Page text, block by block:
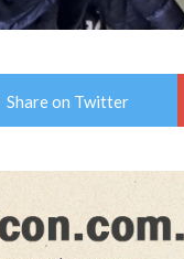
Share on Twitter